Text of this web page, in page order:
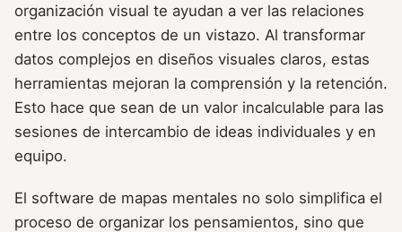
organización visual te ayudan a ver las relaciones
entre los conceptos de un vistazo. Al transformar
datos complejos en diseños visuales claros, estas
herramientas mejoran la comprensión y la retención.
Esto hace que sean de un valor incalculable para las
sesiones de intercambio de ideas individuales y en
equipo.
El software de mapas mentales no solo simplifica el
proceso de organizar los pensamientos, sino que